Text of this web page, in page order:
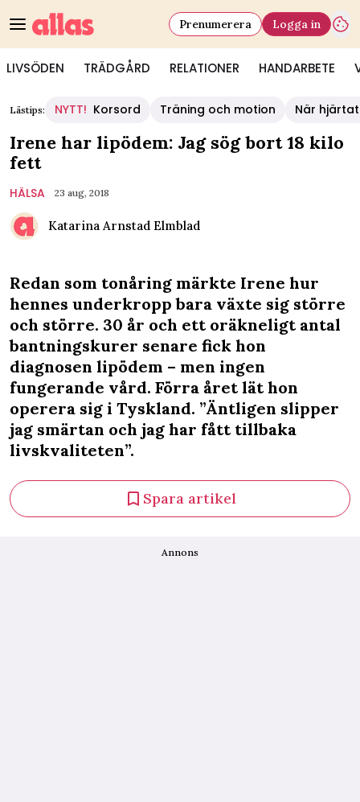
LIVSÖDEN TRÄDGÅRD RELATIONER HANDARBETE
Prenumerera Logga in
Lästips: NYTT! Korsord Träning och motion När
Irene har lipödem: Jag sög bort 18 kilo
fett
HÄLSA 23 aug, 2018
Katarina Arnstad Elmblad
Redan som tonåring märkte Irene hur
hennes underkropp bara växte sig större
och större. 30 år och ett oräkneligt antal
bantningskurer senare fick hon
diagnosen lipödem – men ingen
fungerande vård. Förra året lät hon
operera sig i Tyskland. ”Äntligen slipper
jag smärtan och jag har fått tillbaka
livskvaliteten”.
Spara artikel
Annons